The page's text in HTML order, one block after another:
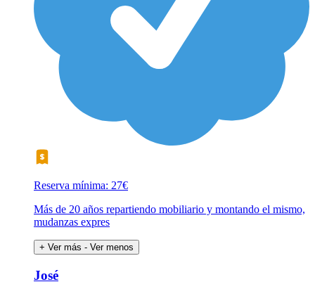
Reserva mínima: 27€
Más de 20 años repartiendo mobiliario y montando el mismo,
mudanzas expres
+ Ver más - Ver menos
José